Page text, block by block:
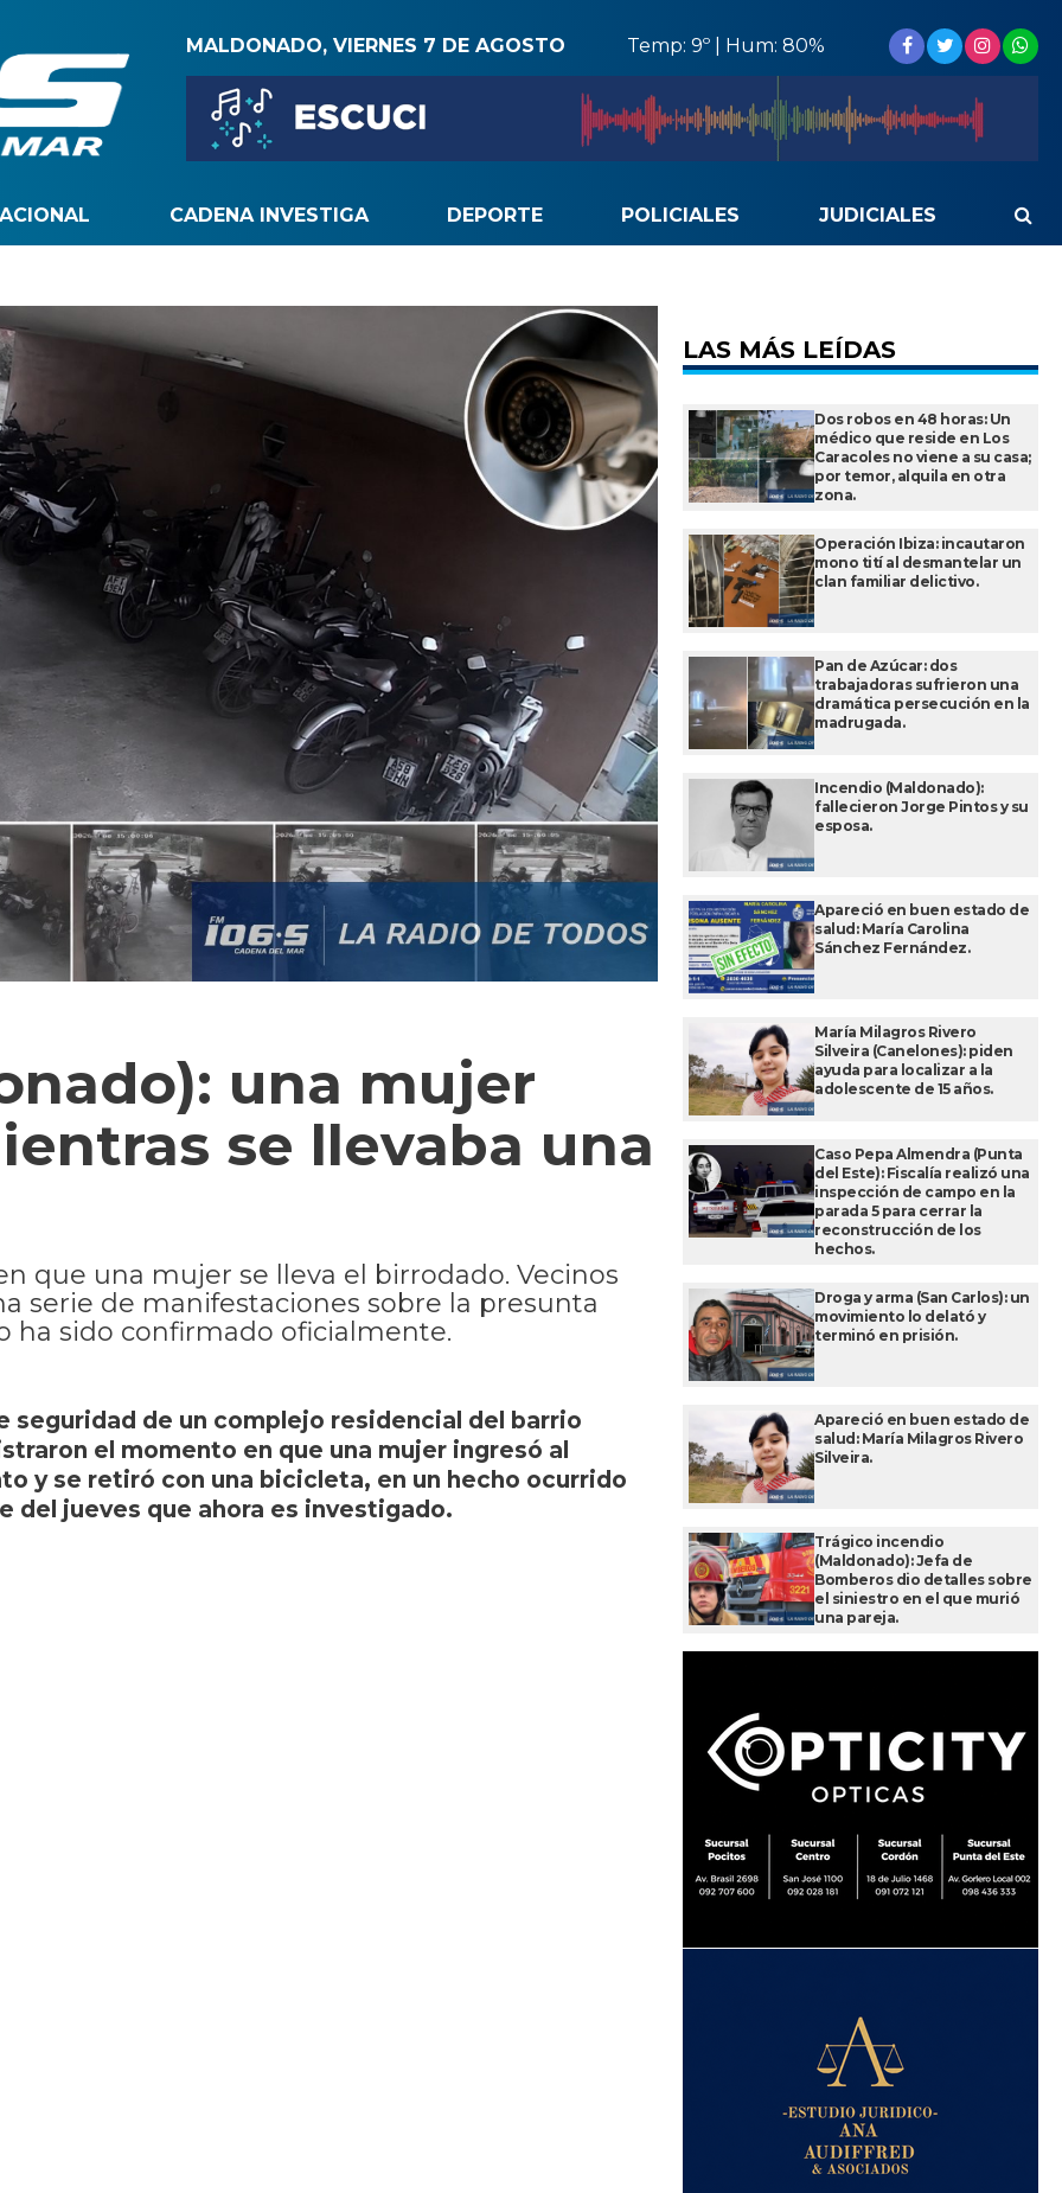
MALDONADO, VIERNES 7 DE AGOSTO Temp: 9º | Hum: 80%
CADENA INVESTIGA DEPORTE POLICIALES JUDICIALES
una mujer
se llevaba una
que una mujer se lleva el birrodado. Vecinos
serie de manifestaciones sobre la presunta
ha sido confirmado oficialmente.
seguridad de un complejo residencial del barrio
el momento en que una mujer ingresó al
y se retiró con una bicicleta, en un hecho ocurrido
del jueves que ahora es investigado.
LAS MÁS LEÍDAS
Dos robos en 48 horas: Un
médico que reside en Los
Caracoles no viene a su casa;
por temor, alquila en otra
zona.
Operación Ibiza: incautaron
mono tití al desmantelar un
clan familiar delictivo.
Pan de Azúcar: dos
trabajadoras sufrieron una
dramática persecución en la
madrugada.
Incendio (Maldonado):
fallecieron Jorge Pintos y su
esposa.
Apareció en buen estado de
salud: María Carolina
Sánchez Fernández.
María Milagros Rivero
Silveira (Canelones): piden
ayuda para localizar a la
adolescente de 15 años.
Caso Pepa Almendra (Punta
del Este): Fiscalía realizó una
inspección de campo en la
parada 5 para cerrar la
reconstrucción de los
hechos.
Droga y arma (San Carlos): un
movimiento lo delató y
terminó en prisión.
Apareció en buen estado de
salud: María Milagros Rivero
Silveira.
Trágico incendio
(Maldonado): Jefa de
Bomberos dio detalles sobre
el siniestro en el que murió
una pareja.